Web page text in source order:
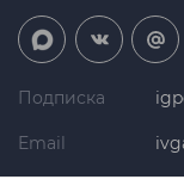
Подписка
Email